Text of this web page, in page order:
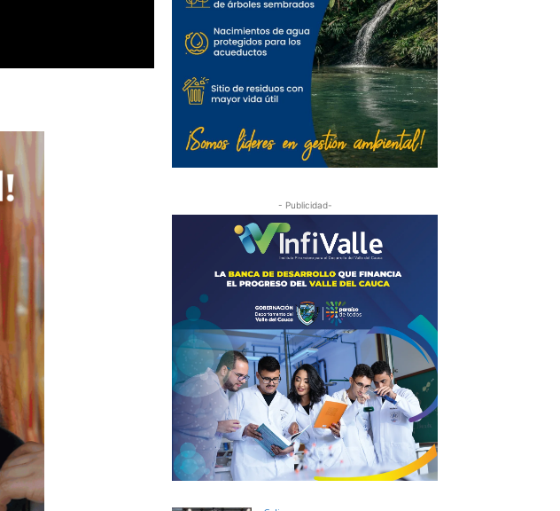
- Publicidad-